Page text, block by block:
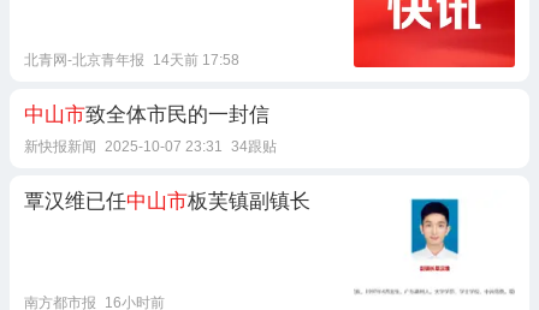
北青网-北京青年报 14天前 17:58
中山市致全体市民的一封信
新快报新闻 2025-10-07 23:31 34跟贴
覃汉维已任中山市板芙镇副镇长
南方都市报 16小时前